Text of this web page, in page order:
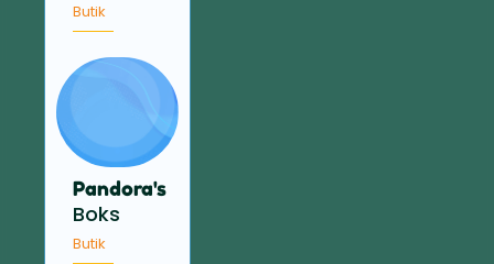
Butik
Pandora's
Boks
Butik